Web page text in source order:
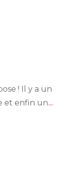
! Il y a un
et enfin un…